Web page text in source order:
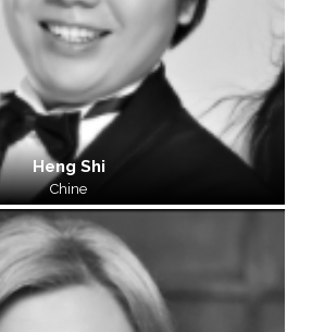
Heng Shi
Chine